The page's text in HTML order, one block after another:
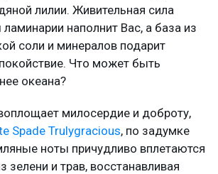
лилии. Живительная сила
наполнит Вас, а база из
соли и минералов подарит
Что может быть
океана?
милосердие и доброту,
Spade Trulygracious, по задумке
ноты причудливо вплетаются
зелени и трав, восстанавливая